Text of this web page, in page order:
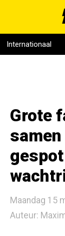
Internationaal
Grote
Maandag 15
Auteur: